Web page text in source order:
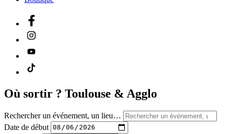
Où sortir ? Toulouse & Agglo
Rechercher un événement, un lieu…
Date de début